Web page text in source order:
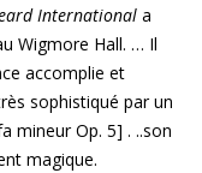
International a
Wigmore Hall. … Il
accomplie et
sophistiqué par un
mineur Op. 5] . ..son
magique.